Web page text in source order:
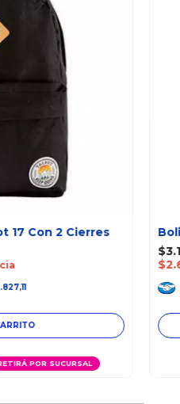
17 Con 2 Cierres
POR SUCURSAL